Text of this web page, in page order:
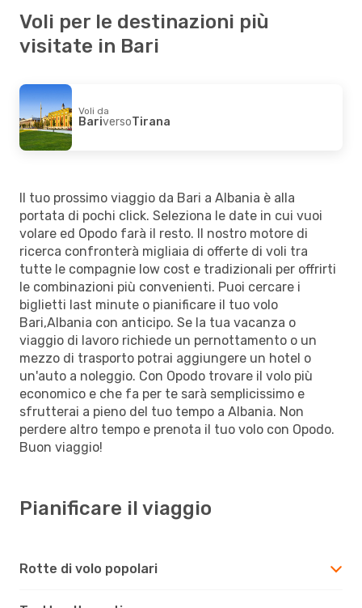
Voli per le destinazioni più
visitate in Bari
Voli da
BariversoTirana
Il tuo prossimo viaggio da Bari a Albania è alla
portata di pochi click. Seleziona le date in cui vuoi
volare ed Opodo farà il resto. Il nostro motore di
ricerca confronterà migliaia di offerte di voli tra
tutte le compagnie low cost e tradizionali per offrirti
le combinazioni più convenienti. Puoi cercare i
biglietti last minute o pianificare il tuo volo
Bari,Albania con anticipo. Se la tua vacanza o
viaggio di lavoro richiede un pernottamento o un
mezzo di trasporto potrai aggiungere un hotel o
un'auto a noleggio. Con Opodo trovare il volo più
economico e che fa per te sarà semplicissimo e
sfrutterai a pieno del tuo tempo a Albania. Non
perdere altro tempo e prenota il tuo volo con Opodo.
Buon viaggio!
Pianificare il viaggio
Rotte di volo popolari